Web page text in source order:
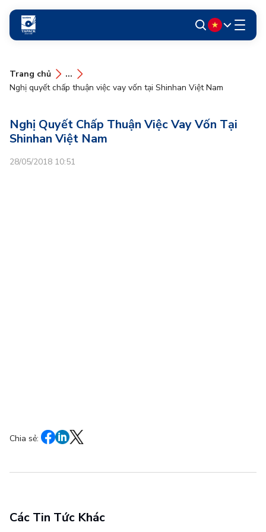
Trang chủ
...
Nghị quyết chấp thuận việc vay vốn tại Shinhan Việt Nam
Nghị Quyết Chấp Thuận Việc Vay Vốn Tại
Shinhan Việt Nam
28/05/2018 10:51
Chia sẻ:
Các Tin Tức Khác